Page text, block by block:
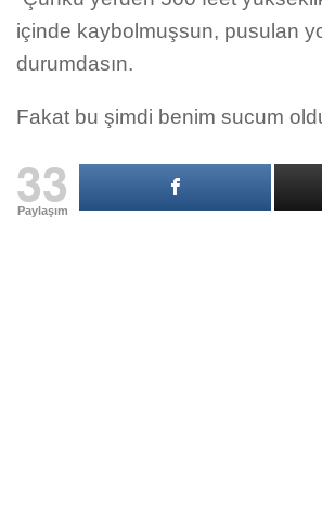
içinde kaybolmuşsun, pusulan
durumdasın.
Fakat bu şimdi benim sucum
33
Paylaşım